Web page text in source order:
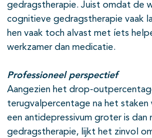
gedragstherapie. Juist omdat de
cognitieve gedragstherapie vaak
hen vaak toch alvast met íets
werkzamer dan medicatie.
Professioneel perspectief
Aangezien het drop-
terugvalpercentage na het staken
een antidepressivum groter is dan
gedragstherapie, lijkt het zinvol